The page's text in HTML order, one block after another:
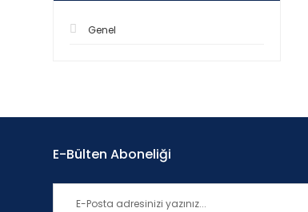
Genel
E-Bülten Aboneliği